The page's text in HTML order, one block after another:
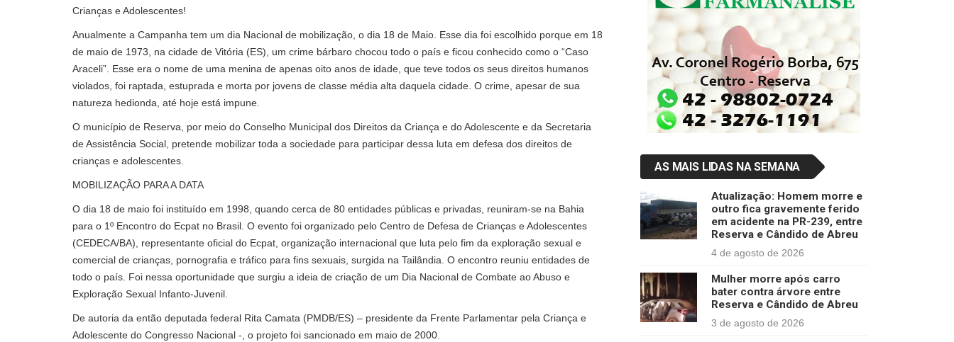
Crianças e Adolescentes!
Anualmente a Campanha tem um dia Nacional de mobilização, o dia 18 de Maio. Esse dia foi escolhido porque em 18
de maio de 1973, na cidade de Vitória (ES), um crime bárbaro chocou todo o país e ficou conhecido como o “Caso
Araceli”. Esse era o nome de uma menina de apenas oito anos de idade, que teve todos os seus direitos humanos
violados, foi raptada, estuprada e morta por jovens de classe média alta daquela cidade. O crime, apesar de sua
natureza hedionda, até hoje está impune.
O município de Reserva, por meio do Conselho Municipal dos Direitos da Criança e do Adolescente e da Secretaria
de Assistência Social, pretende mobilizar toda a sociedade para participar dessa luta em defesa dos direitos de
crianças e adolescentes.
MOBILIZAÇÃO PARA A DATA
O dia 18 de maio foi instituído em 1998, quando cerca de 80 entidades públicas e privadas, reuniram-se na Bahia
para o 1º Encontro do Ecpat no Brasil. O evento foi organizado pelo Centro de Defesa de Crianças e Adolescentes
(CEDECA/BA), representante oficial do Ecpat, organização internacional que luta pelo fim da exploração sexual e
comercial de crianças, pornografia e tráfico para fins sexuais, surgida na Tailândia. O encontro reuniu entidades de
todo o país. Foi nessa oportunidade que surgiu a ideia de criação de um Dia Nacional de Combate ao Abuso e
Exploração Sexual Infanto-Juvenil.
De autoria da então deputada federal Rita Camata (PMDB/ES) – presidente da Frente Parlamentar pela Criança e
Adolescente do Congresso Nacional -, o projeto foi sancionado em maio de 2000.
AS MAIS LIDAS NA SEMANA
Atualização: Homem morre e
outro fica gravemente ferido
em acidente na PR-239, entre
Reserva e Cândido de Abreu
4 de agosto de 2026
Mulher morre após carro
bater contra árvore entre
Reserva e Cândido de Abreu
3 de agosto de 2026